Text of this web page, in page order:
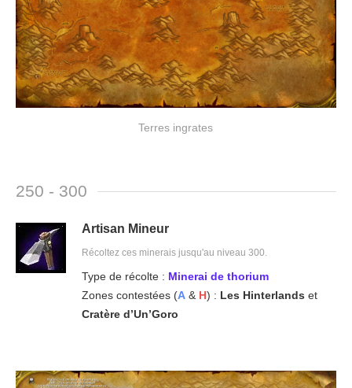
Terres ingrates
250 - 300
Artisan Mineur
Récoltez ces minerais jusqu'au niveau 300.
Type de récolte : Minerai de thorium
Zones contestées (A& H) : Les Hinterlands et
Cratère d’Un’Goro